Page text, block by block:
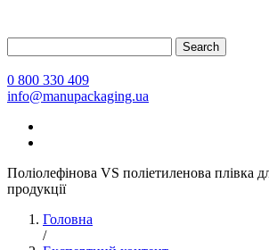
Search
0 800 330 409
info@manupackaging.ua
Поліолефінова VS поліетиленова плівка
продукції
Головна
/